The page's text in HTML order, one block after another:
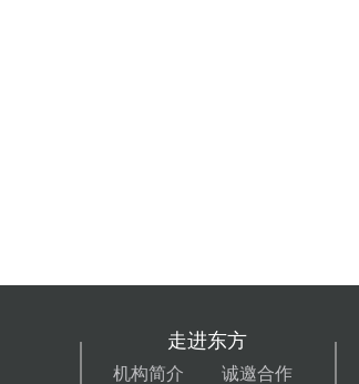
走进东方
机构简介
诚邀合作